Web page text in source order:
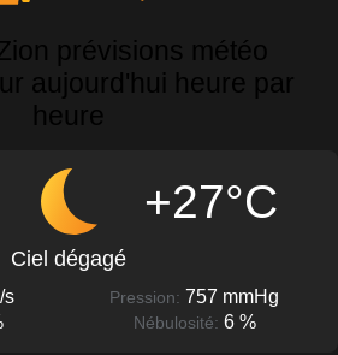
prévisions météo
aujourd'hui heure par
heure
+27°C
Ciel dégagé
s Pression: 757 mmHg
Nébulosité: 6 %